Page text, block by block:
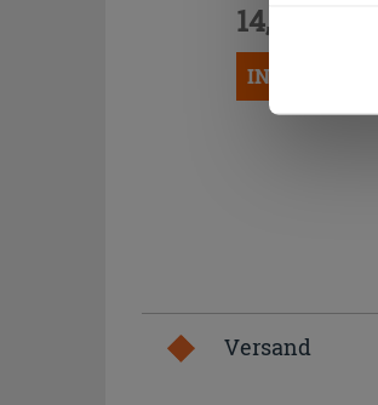
14,90 €
IN DEN
Versand